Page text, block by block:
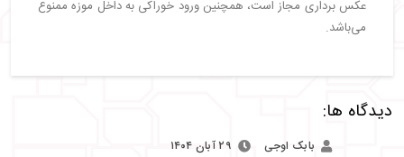
عکس برداری مجاز است، همچنین ورود خوراکی به داخل موزه ممنوع
می‌باشد.
دیدگاه ها:
بابک اوجی ۲۹ آبان ۱۴۰۴